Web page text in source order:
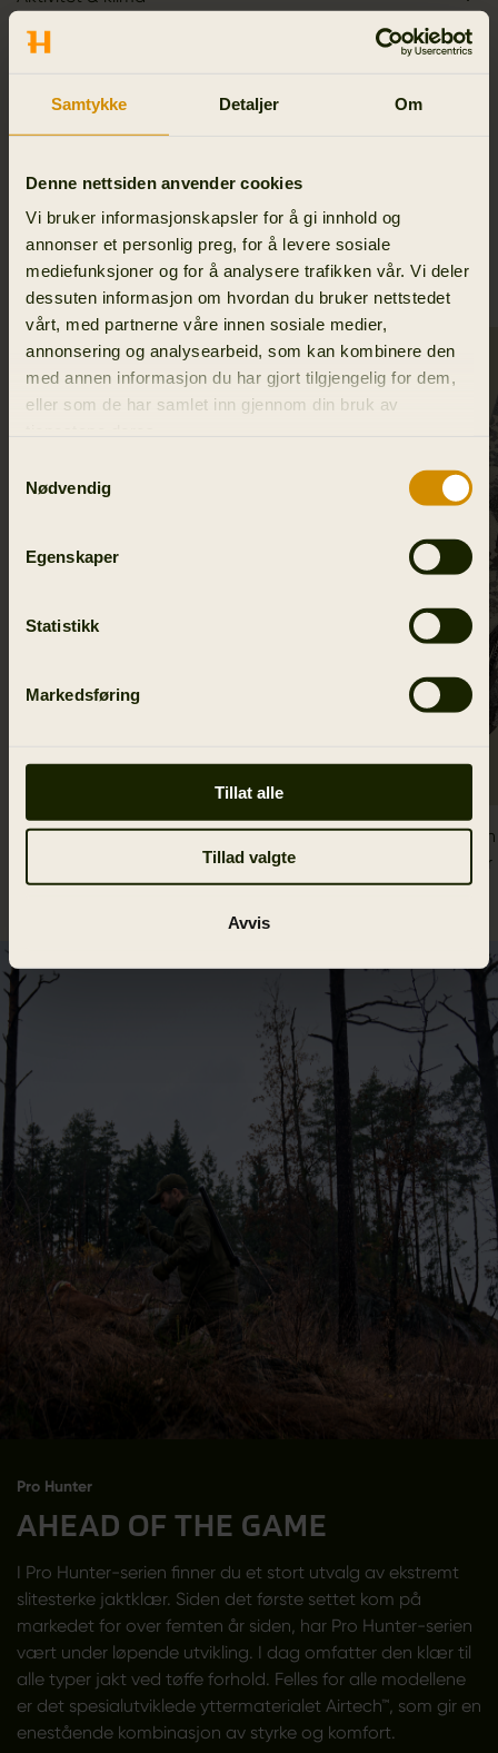
Samtykke Detaljer Om
Denne nettsiden anvender cookies
Vi bruker informasjonskapsler for å gi innhold og
annonser et personlig preg, for å levere sosiale
mediefunksjoner og for å analysere trafikken vår. Vi deler
dessuten informasjon om hvordan du bruker nettstedet
vårt, med partnerne våre innen sosiale medier,
annonsering og analysearbeid, som kan kombinere den
med annen informasjon du har gjort tilgjengelig for dem,
eller som de har samlet inn gjennom din bruk av
Nødvendig
Egenskaper
Statistikk
Markedsføring
Tillat alle
Tillad valgte
Avvis
Materialer
LIGNENDE PRODUKTER
Mountain Hunter Expedition foldable
54.95 EUR
handsker
69.95 EUR
Pro Hunter
AHEAD OF THE GAME
I Pro Hunter-serien finner du et stort utvalg av ekstremt
slitesterke jaktklær. Siden det første settet kom på
markedet for over femten år siden, har Pro Hunter-serien
vært under løpende utvikling. I dag omfatter den klær til
alle typer jakt ved tøffe forhold. Felles for alle modellene
er det spesialutviklede yttermaterialet Airtech™, som gir en
enestående kombinasjon av styrke og komfort.